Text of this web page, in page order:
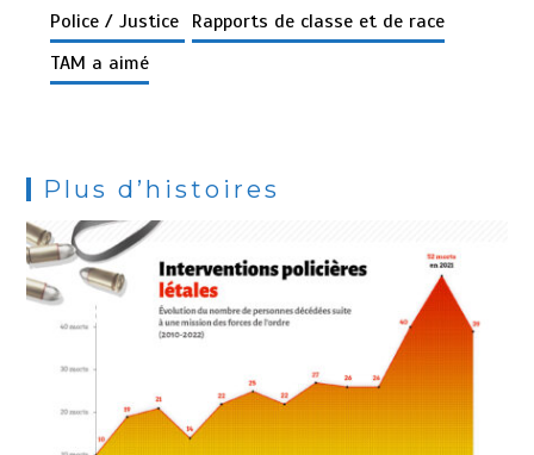
Police / Justice Rapports de classe et de race
TAM a aimé
Plus d’histoires